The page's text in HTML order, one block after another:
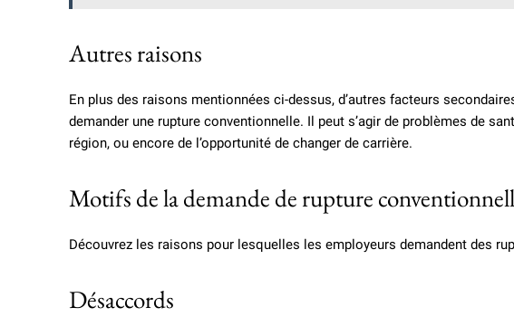
Autres raisons
En plus des raisons mentionnées ci-dessus, d’autres facteurs
demander une rupture conventionnelle. Il peut s’agir de problèmes de
région, ou encore de l’opportunité de changer de carrière.
Motifs de la demande de rupture
Découvrez les raisons pour lesquelles les employeurs demandent des
Désaccords